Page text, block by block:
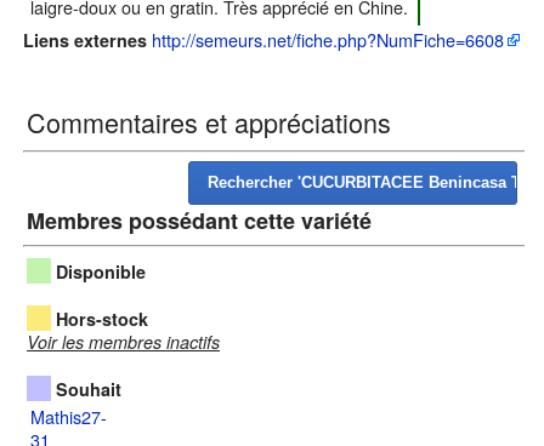
laigre-doux ou en gratin. Très apprécié en Chine.
Liens externes http://semeurs.net/fiche.php?NumFiche=6608
Commentaires et appréciations
Membres possédant cette variété
Disponible
Hors-stock
Voir les membres inactifs
Souhait
Mathis27-
31